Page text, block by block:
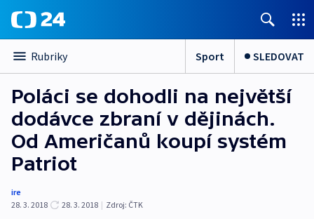
Rubriky Sport SLEDOVAT
Poláci se dohodli na největší
dodávce zbraní v dějinách.
Od Američanů koupí systém
Patriot
ire
28. 3. 2018
28. 3. 2018 | Zdroj: ČTK